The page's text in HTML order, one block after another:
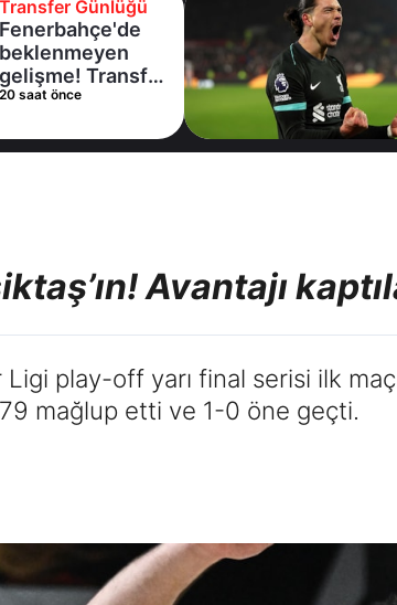
Transfer Günlüğü
Fenerbahçe'de
beklenmeyen
gelişme! Transfer
iptal oldu
20 saat önce
Avantajı
play-off yarı final serisi ilk
mağlup etti ve 1-0 öne geçti.